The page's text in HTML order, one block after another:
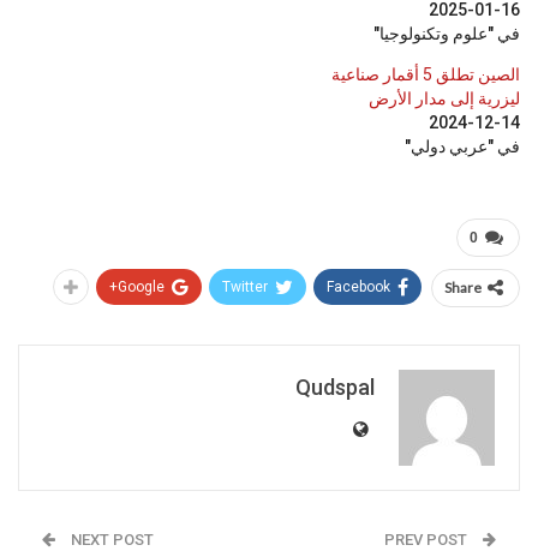
2025-01-16
في "علوم وتكنولوجيا"
الصين تطلق 5 أقمار صناعية
ليزرية إلى مدار الأرض
2024-12-14
في "عربي دولي"
0
Share
Facebook
Twitter
Google+
Qudspal
NEXT POST